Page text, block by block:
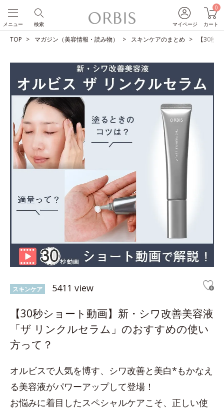
マイページ
0
カート
検索
メニュー
TOP マガジン（美容情報・読み物） スキンケアのまとめ 【30秒
スキンケア 5411 view
【30秒ショート動画】新・シワ改善美容液
「ザ リンクルセラム」のおすすめの使い
方って？
オルビスで人気を博す、シワ改善と美白*もかなえ
る美容液がパワーアップして登場！
お悩みに着目したスペシャルケアこそ、正しい使